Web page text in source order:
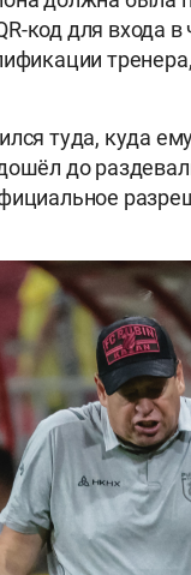
код для входа в
туда, куда
до